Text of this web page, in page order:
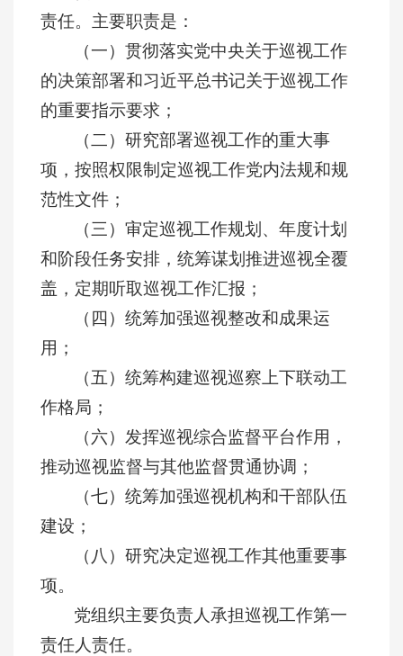
责任。主要职责是：
（一）贯彻落实党中央关于巡视工作
的决策部署和习近平总书记关于巡视工作
的重要指示要求；
（二）研究部署巡视工作的重大事
项，按照权限制定巡视工作党内法规和规
范性文件；
（三）审定巡视工作规划、年度计划
和阶段任务安排，统筹谋划推进巡视全覆
盖，定期听取巡视工作汇报；
（四）统筹加强巡视整改和成果运
用；
（五）统筹构建巡视巡察上下联动工
作格局；
（六）发挥巡视综合监督平台作用，
推动巡视监督与其他监督贯通协调；
（七）统筹加强巡视机构和干部队伍
建设；
（八）研究决定巡视工作其他重要事
项。
党组织主要负责人承担巡视工作第一
责任人责任。